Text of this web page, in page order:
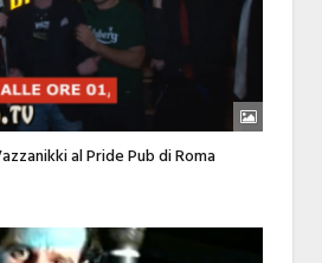
al Pride Pub di Roma